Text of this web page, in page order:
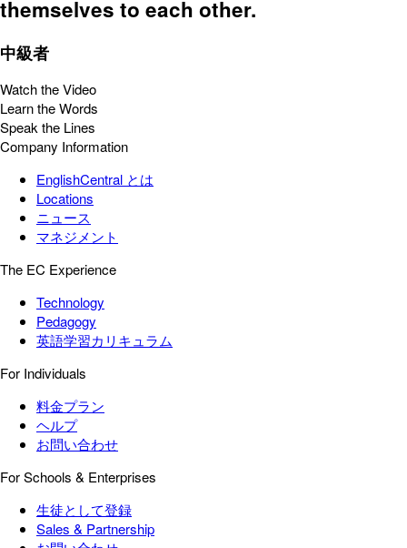
themselves to each other.
中級者
Watch the Video
Learn the Words
Speak the Lines
Company Information
EnglishCentral とは
Locations
ニュース
マネジメント
The EC Experience
Technology
Pedagogy
英語学習カリキュラム
For Individuals
料金プラン
ヘルプ
お問い合わせ
For Schools & Enterprises
生徒として登録
Sales & Partnership